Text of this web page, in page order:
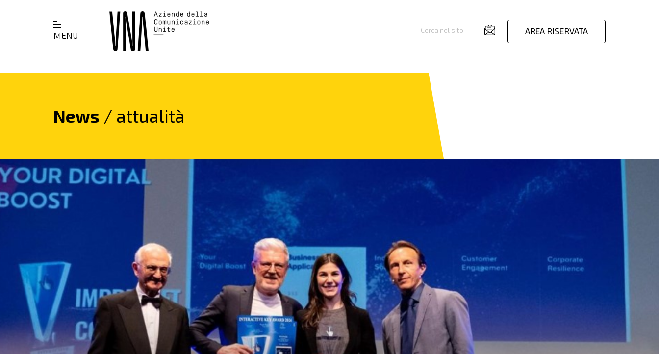
MENU
Cerca nel sito AREA RISERVATA
News / attualità